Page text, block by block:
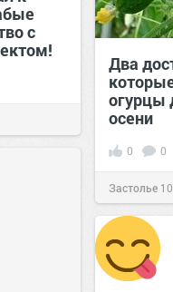
с
Два
огурцы
осени
0 0
Застолье